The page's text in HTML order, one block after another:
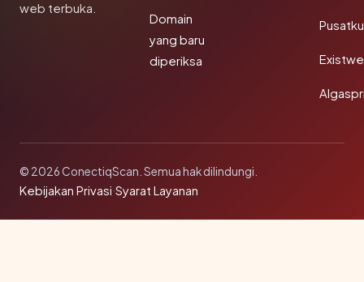
web terbuka.
Domain
yang baru
diperiksa
© 2026 ConectiqScan. Semua hak dilindungi.
Kebijakan Privasi·Syarat Layanan